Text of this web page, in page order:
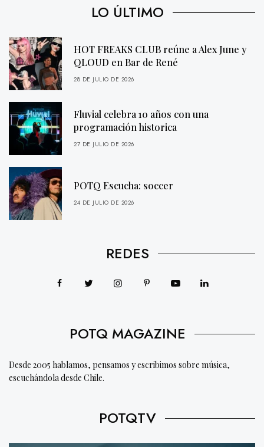
LO ÚLTIMO
HOT FREAKS CLUB reúne a Alex June y
QLOUD en Bar de René
28 DE JULIO DE 2026
Fluvial celebra 10 años con una
programación historica
27 DE JULIO DE 2026
POTQ Escucha: soccer
24 DE JULIO DE 2026
REDES
POTQ MAGAZINE
Desde 2005 hablamos, pensamos y escribimos sobre música,
escuchándola desde Chile.
POTQTV